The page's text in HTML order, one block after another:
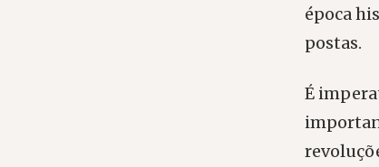
época
postas.
É